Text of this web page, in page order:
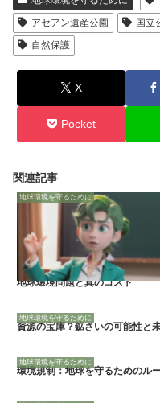
アセアン遺産公園
国立
自然保護
X
Pocket
関連記事
地球環境を守るために
地球環境問題と真のコスト
地球環境を守るために
資源の宝庫？鉱さいの可能性と
地球環境を守るために
環境規制：地球を守るためのル